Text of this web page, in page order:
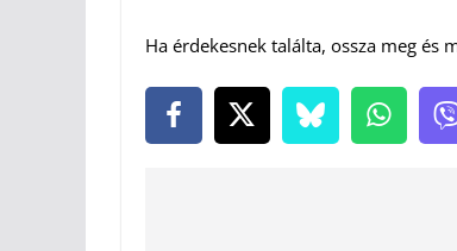
Ha érdekesnek találta, ossza meg és